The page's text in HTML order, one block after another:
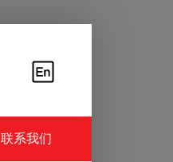
联系我们